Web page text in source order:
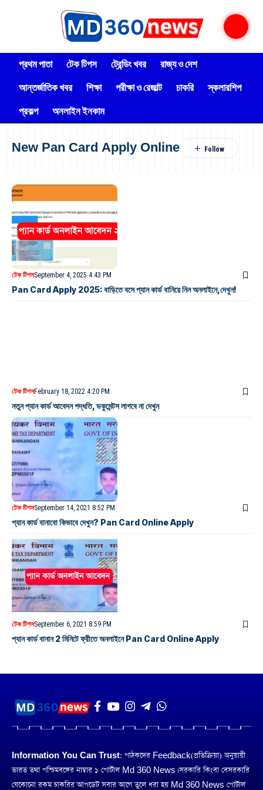
প্রথম পাতা টেক টিপস ট্রেন্ডিং খবর
রাজ্য ও দেশ
আন্তর্জাতিক খবর
শিক্ষা পরীক্ষা ও রেজাল্ট চাকরি
স্কলারশিপ
প্রকল্প
অনলাইন ইনকাম
New Pan Card Apply Online
টেক টিপসSeptember 4, 2025 4:43 PM
Pan Card Apply 2025: বাড়িতে বসে প্যান কার্ড বানিয়ে নিন অনলাইনে,দেখুন!
টেক টিপসFebruary 18, 2022 4:20 PM
নতুন প্যান কার্ড আবেদন পদ্ধতি, ডকুমেন্টস লাগবে না দেখুন
টেক টিপসSeptember 14, 2021 8:52 PM
প্যান কার্ড বানাবো কিভাবে দেখুন? Pan Card Online Apply
টেক টিপসSeptember 6, 2021 8:59 PM
প্যান কার্ড বানান 2 মিনিটে ফ্রীতে অনলাইনে Pan Card Online Apply
Information You Can Trust: পাঠকদের Feedback(প্রতিক্রিয়া) অনুয়ায়ী
ভারত তথা পশ্চিমবঙ্গের নাম্বার ১ পোর্টাল Md 360 News। সরকারি কিংবা বেসরকারি
যেকোনো রকম চাকরির আপডেট সবার আগে তুলে ধরা হয় Md 360 News পোর্টাল